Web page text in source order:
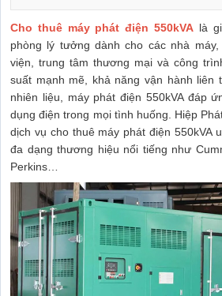
Cho thuê máy phát điện 550kVA là
phòng lý tưởng dành cho các nhà
viện, trung tâm thương mại và công
suất mạnh mẽ, khả năng vận hành liên
nhiên liệu, máy phát điện 550kVA đáp
dụng điện trong mọi tình huống. Hiệp
dịch vụ cho thuê máy phát điện 550kVA
đa dạng thương hiệu nổi tiếng như
Perkins…